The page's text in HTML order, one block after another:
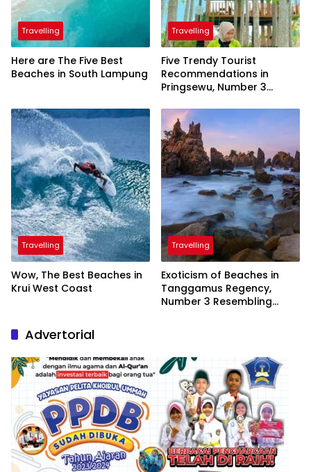
Travelling
Here are The Five Best
Beaches in South Lampung
Travelling
Five Trendy Tourist
Recommendations in
Pringsewu, Number 3
President
Travelling
Wow, The Best Beaches in
Krui West Coast
Travelling
Exoticism of Beaches in
Tanggamus Regency,
Number 3 Resembling
Advertorial